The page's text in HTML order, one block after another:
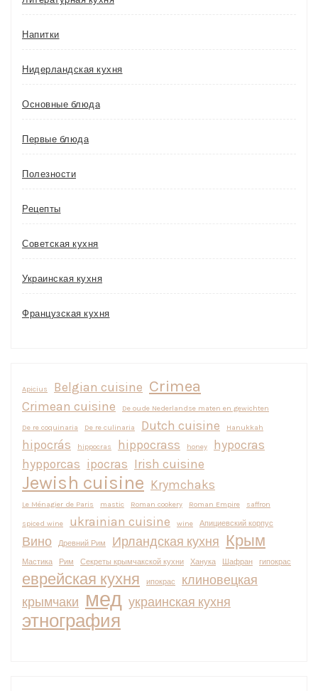
Напитки
Нидерландская кухня
Основные блюда
Первые блюда
Полезности
Рецепты
Советская кухня
Украинская кухня
Французская кухня
Apicius Belgian cuisine Crimea
Crimean cuisine De oude Nederlandse maten en gewichten
De re coquinaria De re culinaria Dutch cuisine Hanukkah
hipocrás hippocras hippocrass honey
hypocras
hypporcas ipocras Irish cuisine
Jewish cuisine Krymchaks
Le Ménagier de Paris mastic Roman cookery Roman Empire saffron
spiced wine ukrainian cuisine wine Апициевский корпус
Вино Древний Рим Ирландская кухня Крым
Мастика Рим Секреты крымчакской кухни Ханука Шафран гипокрас
еврейская кухня ипокрас
клиновецкая
крымчаки мед украинская кухня
этнография